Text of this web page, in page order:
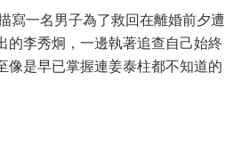
寫一名男子為了救回在離婚前夕遭
的李秀炯，一邊執著追查自己始終
像是早已掌握連姜泰柱都不知道的